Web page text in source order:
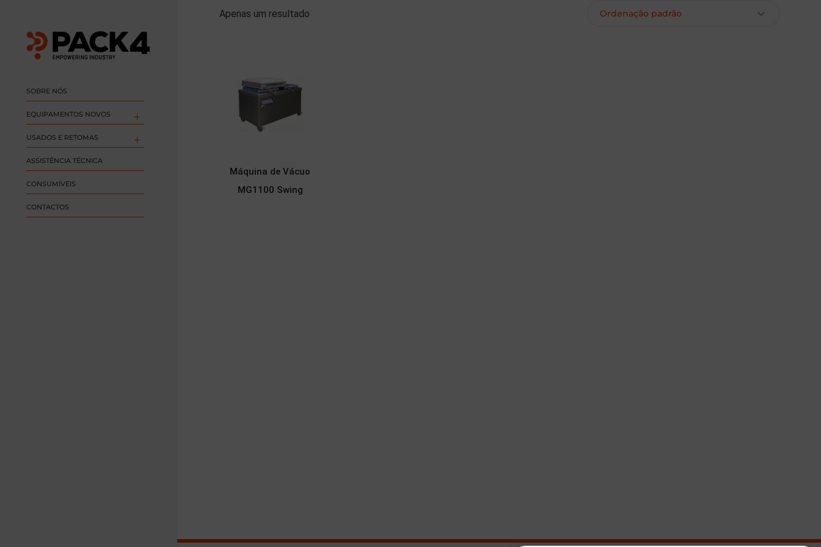
SOBRE NÓS
EQUIPAMENTOS NOVOS
USADOS E RETOMAS
ASSISTÊNCIA TÉCNICA
CONSUMÍVEIS
CONTACTOS
Apenas um resultado
Máquina de Vácuo
MG1100 Swing